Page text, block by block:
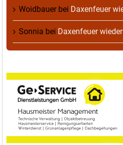
Woidbauerbei Daxenfeuer
Sonnia bei Daxenfeuer